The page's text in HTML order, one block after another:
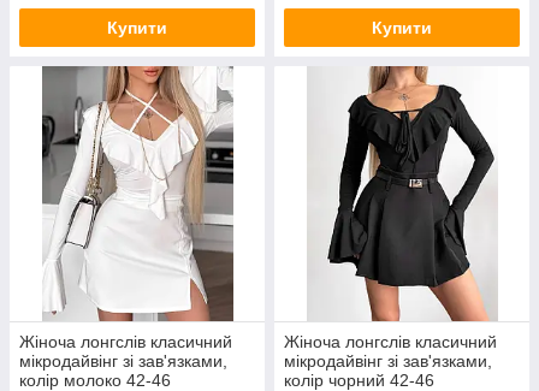
Купити Купити
Жіноча лонгслів класичний
мікродайвінг зі зав'язками,
колір молоко 42-46
Жіноча лонгслів класичний
мікродайвінг зі зав'язками,
колір чорний 42-46